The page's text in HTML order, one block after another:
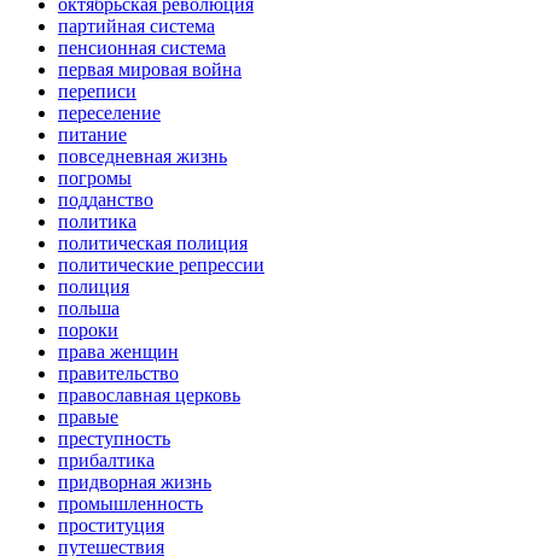
октябрьская революция
партийная система
пенсионная система
первая мировая война
переписи
переселение
питание
повседневная жизнь
погромы
подданство
политика
политическая полиция
политические репрессии
полиция
польша
пороки
права женщин
правительство
православная церковь
правые
преступность
прибалтика
придворная жизнь
промышленность
проституция
путешествия